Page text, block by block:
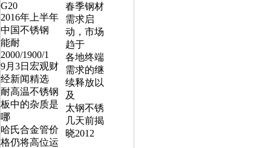
G20
2016年上半年
中国不锈钢
能耐
2000/1900/1
9月3日宏观财
经新闻精选
耐高温不锈钢
板中的杂质是
哪
哈氏合金管价
格仍将高位运
春季钢材
需求启
动，市场
趋于
各地终端
需求的继
续释放以
及
太钢不锈
几天前揭
晓2012